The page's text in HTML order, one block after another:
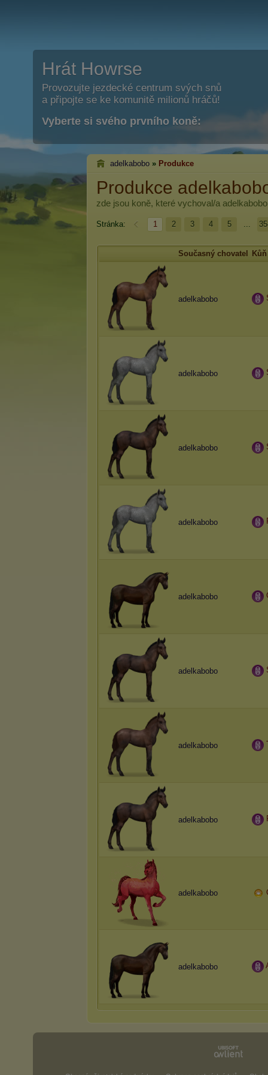
Hrát Howrse
Provozujte jezdecké centrum svých snů
a připojte se ke komunitě milionů hráčů!
Vyberte si svého prvního koně:
adelkabobo » Produkce
Produkce
zde jsou koně, které vychoval/a adelkabobo
Stránka: 1 2 3 4 5 ...
Současný chovatel Kůň
adelkabobo
adelkabobo
adelkabobo
adelkabobo
adelkabobo
adelkabobo
adelkabobo
adelkabobo
adelkabobo
adelkabobo